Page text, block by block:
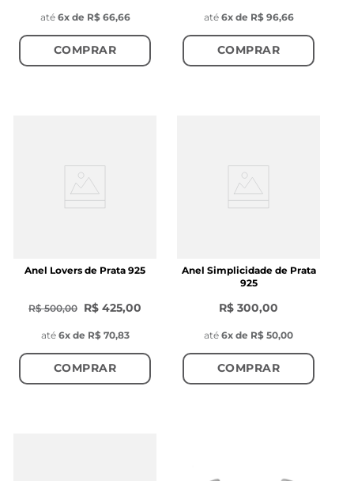
até 6x de R$ 66,66
COMPRAR
até 6x de R$ 96,66
COMPRAR
Anel Lovers de Prata 925
R$ 500,00 R$ 425,00
até 6x de R$ 70,83
COMPRAR
Anel Simplicidade de Prata
925
R$ 300,00
até 6x de R$ 50,00
COMPRAR